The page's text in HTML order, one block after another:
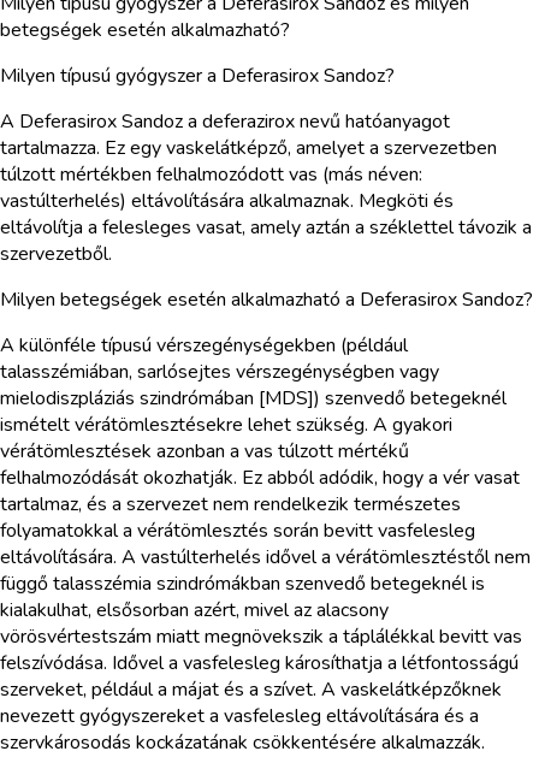
betegségek esetén alkalmazható?
Milyen típusú gyógyszer a Deferasirox Sandoz?
A Deferasirox Sandoz a deferazirox nevű hatóanyagot
tartalmazza. Ez egy vaskelátképző, amelyet a szervezetben
túlzott mértékben felhalmozódott vas (más néven:
vastúlterhelés) eltávolítására alkalmaznak. Megköti és
eltávolítja a felesleges vasat, amely aztán a széklettel távozik a
szervezetből.
Milyen betegségek esetén alkalmazható a Deferasirox Sandoz?
A különféle típusú vérszegénységekben (például
talasszémiában, sarlósejtes vérszegénységben vagy
mielodiszpláziás szindrómában [MDS]) szenvedő betegeknél
ismételt vérátömlesztésekre lehet szükség. A gyakori
vérátömlesztések azonban a vas túlzott mértékű
felhalmozódását okozhatják. Ez abból adódik, hogy a vér vasat
tartalmaz, és a szervezet nem rendelkezik természetes
folyamatokkal a vérátömlesztés során bevitt vasfelesleg
eltávolítására. A vastúlterhelés idővel a vérátömlesztéstől nem
függő talasszémia szindrómákban szenvedő betegeknél is
kialakulhat, elsősorban azért, mivel az alacsony
vörösvértestszám miatt megnövekszik a táplálékkal bevitt vas
felszívódása. Idővel a vasfelesleg károsíthatja a létfontosságú
szerveket, például a májat és a szívet. A vaskelátképzőknek
nevezett gyógyszereket a vasfelesleg eltávolítására és a
szervkárosodás kockázatának csökkentésére alkalmazzák.